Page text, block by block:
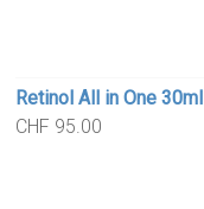
Retinol All in One 30ml
CHF 95.00